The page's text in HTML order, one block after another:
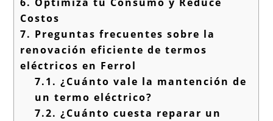
Costos
7. Preguntas frecuentes sobre la
renovación eficiente de termos
eléctricos en Ferrol
7.1. ¿Cuánto vale la mantención de
un termo eléctrico?
7.2. ¿Cuánto cuesta reparar un